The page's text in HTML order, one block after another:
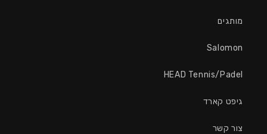
מותגים
Salomon
HEAD Tennis/Padel
גיפט קארד
צור קשר